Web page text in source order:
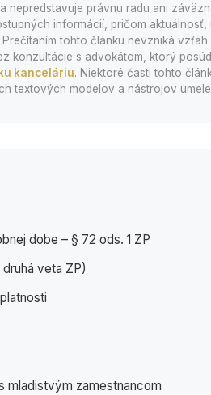
nepredstavuje právnu radu ani
informácií, pričom aktuálnosť,
tohto článku nevzniká vzťah
konzultácie s advokátom, ktorý
kanceláriu. Niektoré časti tohto
textových modelov a nástrojov
dobe – § 72 ods. 1 ZP
veta ZP)
mladistvým zamestnancom